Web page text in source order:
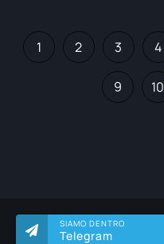
SIAMO DENTRO
Telegram
1 2 3 4
9 10